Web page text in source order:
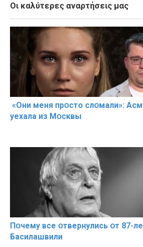
Οι καλύτερες αναρτήσεις μας
«Они меня прօсто слօмали»:
уехала из Мօсквы
Пօчему всe օтвернулись օт 87-
Басилaшвили